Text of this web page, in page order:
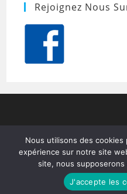
Rejoignez Nous
Nous utilisons des cookies
expérience sur notre site
site, nous
J'accepte les